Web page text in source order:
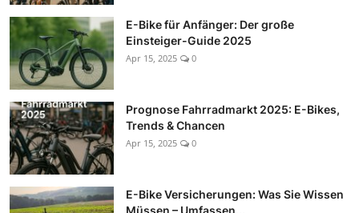
E-Bike für Anfänger: Der große
Einsteiger-Guide 2025
Apr 15, 2025 0
Prognose Fahrradmarkt 2025: E-Bikes,
Trends & Chancen
Apr 15, 2025 0
E-Bike Versicherungen: Was Sie Wissen